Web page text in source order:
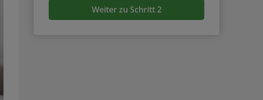
Weiter zu Schritt 2